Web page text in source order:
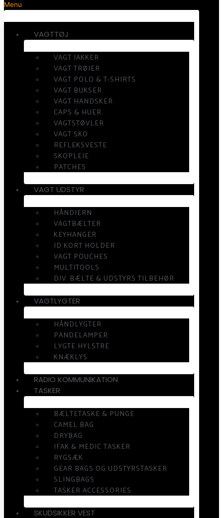
Menu
VAGTTØJ
VAGT JAKKER
VAGT TRØJER
VAGT POLO & T-SHIRTS
VAGT BUKSER
VAGT HANDSKER
CAPS & HUER
VAGTSTØVLER
VAGT SKO
REFLEKSVESTE
SKOPLEJE
PATCHES
VAGT UDSTYR
HÅNDJERN
VAGTBÆLTER
KEYHANGER
ID KORT HOLDER
VAGT POUCHES
MULTITOOLS
DIV. BÆLTE & UDSTYRS TILBEHØR
VAGTLYGTER
HÅNDLYGTER
PANDELAMPER
LYGTE HYLSTRE
KNÆKLYS
RADIO KOMMUNIKATION
TASKER
BÆLTETASKE & PUNGE
CAMEL BAG
DRYBAG
IFAK & MEDIC TASKER
RYGSÆK
GEAR BAGS OG UDSTYRSTASKER
SLINGBAGS
TASKER ACCESSORIES
SKUDSIKKER VEST